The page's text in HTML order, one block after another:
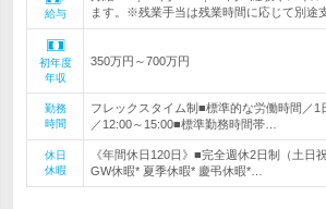
給与
ます。※残業手当は残業時間に応じて別途
初年度
年収
350万円～700万円
勤務
時間
フレックスタイム制■標準的な労働時間／1
／12:00～15:00■標準勤務時間帯…
休日
休暇
《年間休日120日》■完全週休2日制（土日
GW休暇* 夏季休暇* 慶弔休暇*…